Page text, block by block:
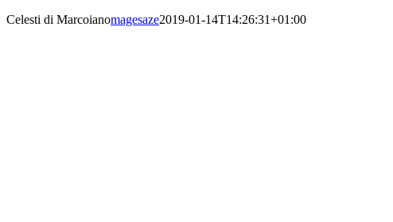
Celesti di Marcoianomagesaze2019-01-14T14:26:31+01:00